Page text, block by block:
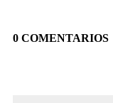
0 COMENTARIOS